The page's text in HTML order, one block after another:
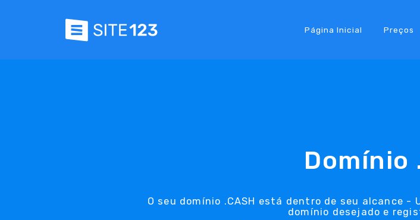
Página Inicial Preços
Domínio
O seu domínio .CASH está dentro de seu alcance -
domínio desejado e